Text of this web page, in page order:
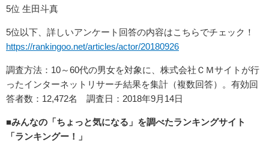
5位 生田斗真
5位以下、詳しいアンケート回答の内容はこちらでチェック！
https://rankingoo.net/articles/actor/20180926
調査方法：10～60代の男女を対象に、株式会社ＣＭサイトが行
ったインターネットリサーチ結果を集計（複数回答）。有効回
答者数：12,472名 調査日：2018年9月14日
■みんなの「ちょっと気になる」を調べたランキングサイト
「ランキングー！」